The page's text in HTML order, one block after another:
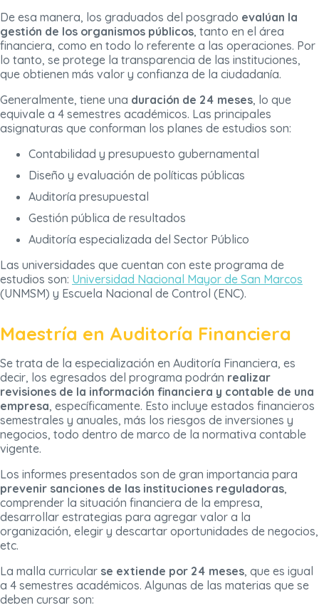
De esa manera, los graduados del posgrado evalúan la
gestión de los organismos públicos, tanto en el área
financiera, como en todo lo referente a las operaciones. Por
lo tanto, se protege la transparencia de las instituciones,
que obtienen más valor y confianza de la ciudadanía.
Generalmente, tiene una duración de 24 meses, lo que
equivale a 4 semestres académicos. Las principales
asignaturas que conforman los planes de estudios son:
Contabilidad y presupuesto gubernamental
Diseño y evaluación de políticas públicas
Auditoría presupuestal
Gestión pública de resultados
Auditoría especializada del Sector Público
Las universidades que cuentan con este programa de
estudios son: Universidad Nacional Mayor de San Marcos
(UNMSM) y Escuela Nacional de Control (ENC).
Maestría en Auditoría Financiera
Se trata de la especialización en Auditoría Financiera, es
decir, los egresados del programa podrán realizar
revisiones de la información financiera y contable de una
empresa, específicamente. Esto incluye estados financieros
semestrales y anuales, más los riesgos de inversiones y
negocios, todo dentro de marco de la normativa contable
vigente.
Los informes presentados son de gran importancia para
prevenir sanciones de las instituciones reguladoras,
comprender la situación financiera de la empresa,
desarrollar estrategias para agregar valor a la
organización, elegir y descartar oportunidades de negocios,
etc.
La malla curricular se extiende por 24 meses, que es igual
a 4 semestres académicos. Algunas de las materias que se
deben cursar son: